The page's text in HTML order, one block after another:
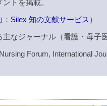
トを掲載。
Silex 知の文献サービス ）
なジャーナル（看護・母子医
Forum, International